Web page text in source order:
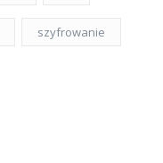
szyfrowanie